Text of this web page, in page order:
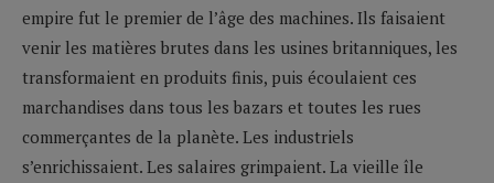
empire fut le premier de l’âge des machines. Ils faisaient
venir les matières brutes dans les usines britanniques, les
transformaient en produits finis, puis écoulaient ces
marchandises dans tous les bazars et toutes les rues
commerçantes de la planète. Les industriels
s’enrichissaient. Les salaires grimpaient. La vieille île